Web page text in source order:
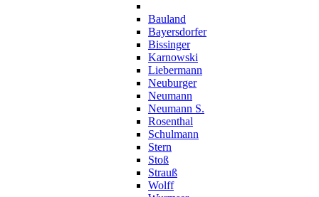
Bauland
Bayersdorfer
Bissinger
Karnowski
Liebermann
Neuburger
Neumann
Neumann S.
Rosenthal
Schulmann
Stern
Stoß
Strauß
Wolff